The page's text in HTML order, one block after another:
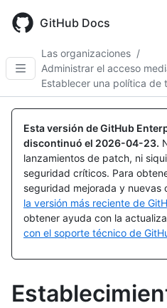
main
GitHub Docs
Las organizaciones /
Administrar el acceso
Establecer una política de
Esta versión de GitHub
discontinuó el 2026-04-23.
lanzamientos de patch, ni
seguridad críticos. Para
seguridad mejorada y nuevas
la versión más reciente de
obtener ayuda con la
con el soporte técnico de